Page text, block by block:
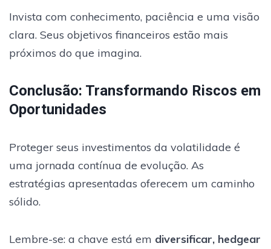
Invista com conhecimento, paciência e uma visão
clara. Seus objetivos financeiros estão mais
próximos do que imagina.
Conclusão: Transformando Riscos em
Oportunidades
Proteger seus investimentos da volatilidade é
uma jornada contínua de evolução. As
estratégias apresentadas oferecem um caminho
sólido.
Lembre-se: a chave está em diversificar, hedgear